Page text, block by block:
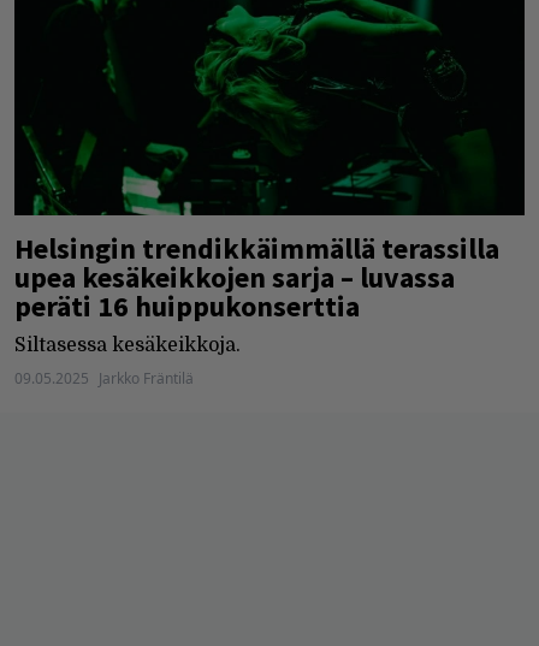
Helsingin trendikkäimmällä terassilla
upea kesäkeikkojen sarja – luvassa
peräti 16 huippukonserttia
Siltasessa kesäkeikkoja.
09.05.2025 Jarkko Fräntilä